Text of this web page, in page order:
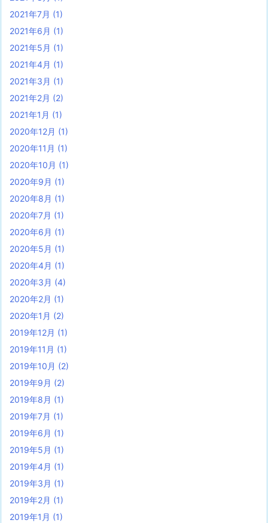
2021年7月 (1)
2021年6月 (1)
2021年5月 (1)
2021年4月 (1)
2021年3月 (1)
2021年2月 (2)
2021年1月 (1)
2020年12月 (1)
2020年11月 (1)
2020年10月 (1)
2020年9月 (1)
2020年8月 (1)
2020年7月 (1)
2020年6月 (1)
2020年5月 (1)
2020年4月 (1)
2020年3月 (4)
2020年2月 (1)
2020年1月 (2)
2019年12月 (1)
2019年11月 (1)
2019年10月 (2)
2019年9月 (2)
2019年8月 (1)
2019年7月 (1)
2019年6月 (1)
2019年5月 (1)
2019年4月 (1)
2019年3月 (1)
2019年2月 (1)
2019年1月 (1)